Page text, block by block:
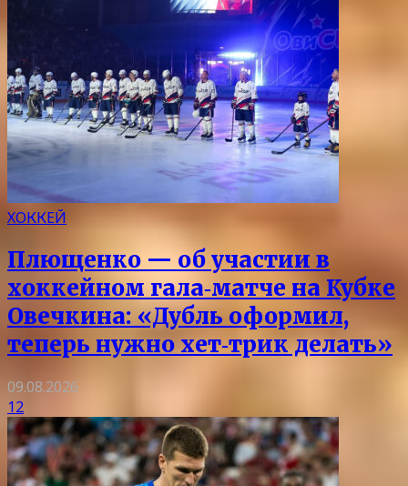
ХОККЕЙ
Плющенко — об участии в
хоккейном гала‑матче на Кубке
Овечкина: «Дубль оформил,
теперь нужно хет‑трик делать»
09.08.2026
12